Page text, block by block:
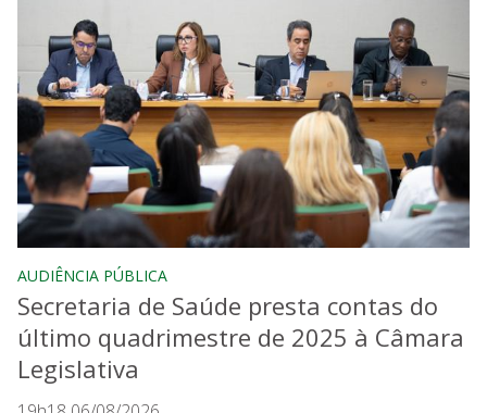
AUDIÊNCIA PÚBLICA
Secretaria de Saúde presta contas do
último quadrimestre de 2025 à Câmara
Legislativa